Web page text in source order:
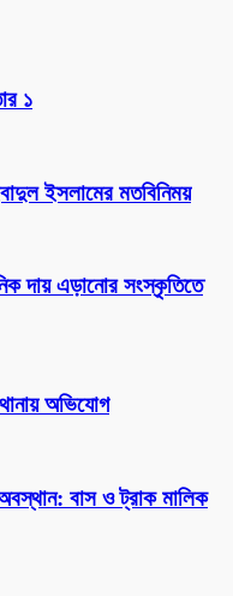
১
ইসলামের মতবিনিময়
দায় এড়ানোর সংস্কৃতিতে
অভিযোগ
বাস ও ট্রাক মালিক